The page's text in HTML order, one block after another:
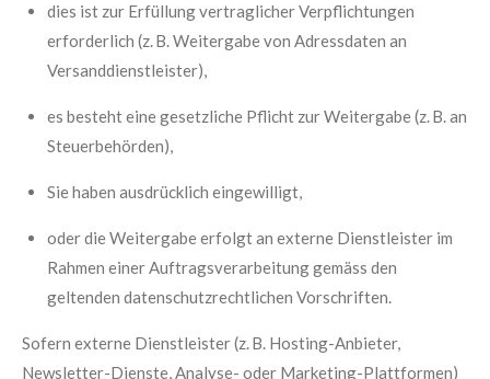
dies ist zur Erfüllung vertraglicher Verpflichtungen
erforderlich (z. B. Weitergabe von Adressdaten an
Versanddienstleister),
es besteht eine gesetzliche Pflicht zur Weitergabe (z. B. an
Steuerbehörden),
Sie haben ausdrücklich eingewilligt,
oder die Weitergabe erfolgt an externe Dienstleister im
Rahmen einer Auftragsverarbeitung gemäss den
geltenden datenschutzrechtlichen Vorschriften.
Sofern externe Dienstleister (z. B. Hosting-Anbieter,
Newsletter-Dienste, Analyse- oder Marketing-Plattformen)